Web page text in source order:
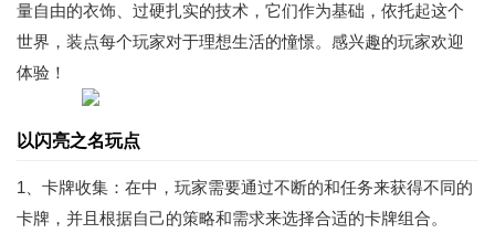
量自由的衣饰、过硬扎实的技术，它们作为基础，依托起这个
世界，装点每个玩家对于理想生活的憧憬。感兴趣的玩家欢迎
体验！
以闪亮之名玩点
1、卡牌收集：在中，玩家需要通过不断的和任务来获得不同的
卡牌，并且根据自己的策略和需求来选择合适的卡牌组合。